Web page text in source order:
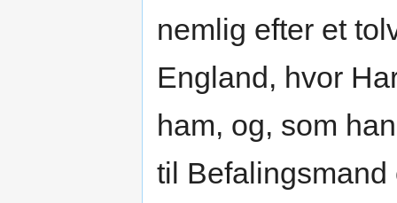
nemlig efter et
England, hvor
ham, og, som
til